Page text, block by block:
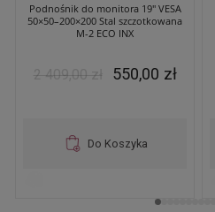
Podnośnik do monitora 19" VESA
50×50–200×200 Stal szczotkowana
M-2 ECO INX
2 409,00 zł 550,00 zł
Do Koszyka